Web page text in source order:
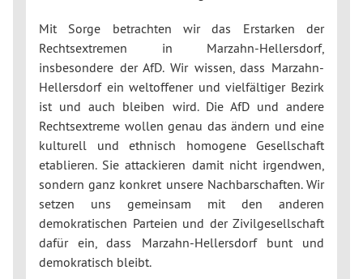
Mit Sorge betrachten wir das Erstarken der
Rechtsextremen in Marzahn-Hellersdorf,
insbesondere der AfD. Wir wissen, dass Marzahn-
Hellersdorf ein weltoffener und vielfältiger Bezirk
ist und auch bleiben wird. Die AfD und andere
Rechtsextreme wollen genau das ändern und eine
kulturell und ethnisch homogene Gesellschaft
etablieren. Sie attackieren damit nicht irgendwen,
sondern ganz konkret unsere Nachbarschaften. Wir
setzen uns gemeinsam mit den anderen
demokratischen Parteien und der Zivilgesellschaft
dafür ein, dass Marzahn-Hellersdorf bunt und
demokratisch bleibt.